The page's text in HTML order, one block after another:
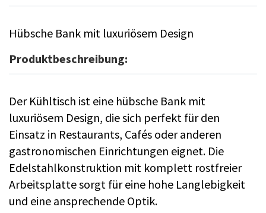
Hübsche Bank mit luxuriösem Design
Produktbeschreibung:
Der Kühltisch ist eine hübsche Bank mit
luxuriösem Design, die sich perfekt für den
Einsatz in Restaurants, Cafés oder anderen
gastronomischen Einrichtungen eignet. Die
Edelstahlkonstruktion mit komplett rostfreier
Arbeitsplatte sorgt für eine hohe Langlebigkeit
und eine ansprechende Optik.